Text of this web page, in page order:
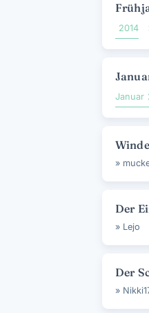
2014
Januar
»
Der
» Lejo
Der
»